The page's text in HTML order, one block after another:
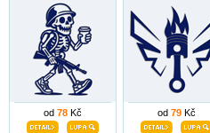
od 78 Kč od 79 Kč